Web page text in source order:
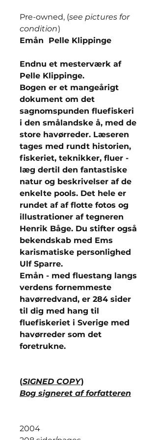
Pre-owned, (see pictures for
condition)
Emån Pelle Klippinge
Endnu et mesterværk af
Pelle Klippinge.
Bogen er et mangeårigt
dokument om det
sagnomspunden fluefiskeri
i den smålandske å, med de
store havørreder. Læseren
tages med rundt historien,
fiskeriet, teknikker, fluer -
læg dertil den fantastiske
natur og beskrivelser af de
enkelte pools. Det hele er
rundet af af flotte fotos og
illustrationer af tegneren
Henrik Båge. Du stifter også
bekendskab med Ems
karismatiske personlighed
Ulf Sparre.
Emån - med fluestang langs
verdens fornemmeste
havørredvand, er 284 sider
til dig med hang til
fluefiskeriet i Sverige med
havørreder som det
foretrukne.
(SIGNED COPY)
Bog signeret af forfatteren
2004